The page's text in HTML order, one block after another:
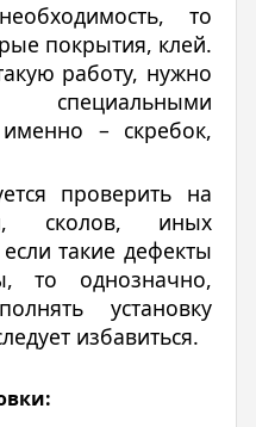
то
покрытия, клей.
работу, нужно
специальными
– скребок,
проверить на
сколов, иных
такие дефекты
то однозначно,
установку
избавиться.